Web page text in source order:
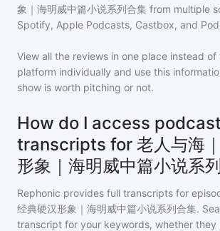
象｜海明威中篇小说系列合集 from multiple
Spotify, Apple Podcasts, Castbox, and
View all the reviews in one place instead
platform individually and use this
show is worth pitching or not.
How do I access
transcripts for 老人与海
形象｜海明威中篇小说系
Rephonic provides full transcripts for
经典硬汉形象｜海明威中篇小说系列合集.
transcript for your keywords, whether